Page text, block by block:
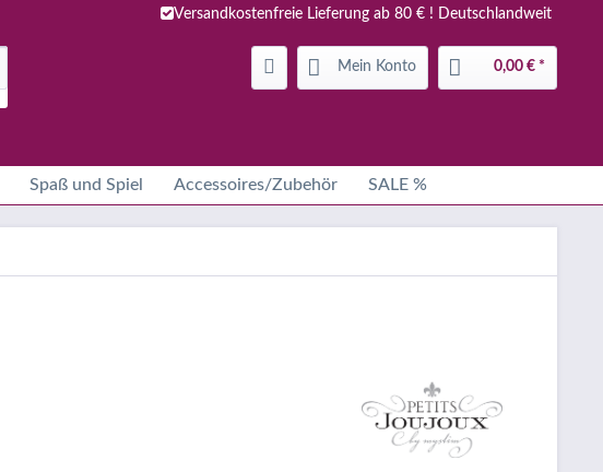
Versandkostenfreie Lieferung ab 80 € ! Deutschlandweit
Mein Konto 0,00 € *
Spaß und Spiel Accessoires/Zubehör SALE %